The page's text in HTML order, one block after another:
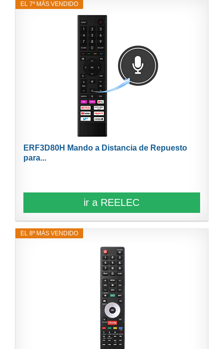
EL 7º MÁS VENDIDO
ERF3D80H Mando a Distancia de Repuesto
para...
ir a REELEC
EL 8º MÁS VENDIDO